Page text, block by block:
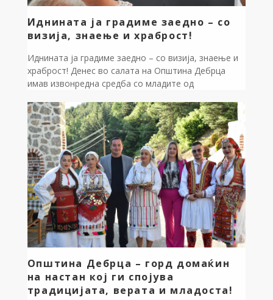
Иднината ја градиме заедно – со
визија, знаење и храброст!
Иднината ја градиме заедно – со визија, знаење и
храброст! Денес во салата на Општина Дебрца
имав извонредна средба со младите од
младите преземаат одговорност, резултатот не е
само дебата, туку јасен план за акција. Заедно со
Вахид Мемед и младинскиот лидер Ивана Левеска,
ги мапиравме клучните столбови на […]
Општина Дебрца – горд домаќин
на настан кој ги спојува
традицијата, верата и младоста!